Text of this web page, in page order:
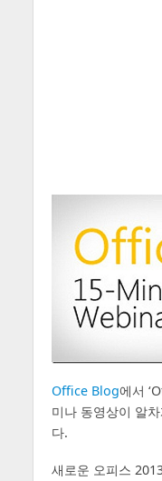
Office Blog에서
미나 동영상이 알
다.
새로운 오피스